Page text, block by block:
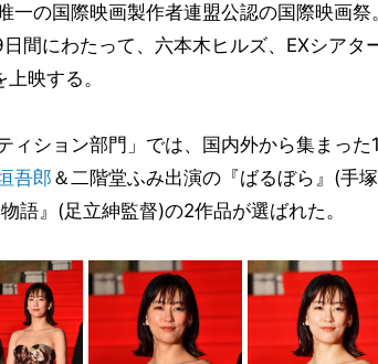
一の国際映画製作者連盟公認の国際映画
間にわたって、六本木ヒルズ、EXシアタ
映する。
ィション部門」では、国内外から集まっ
吾郎 ＆二階堂ふみ出演の『ばるぼら』(手
語』(足立紳監督)の2作品が選ばれた。